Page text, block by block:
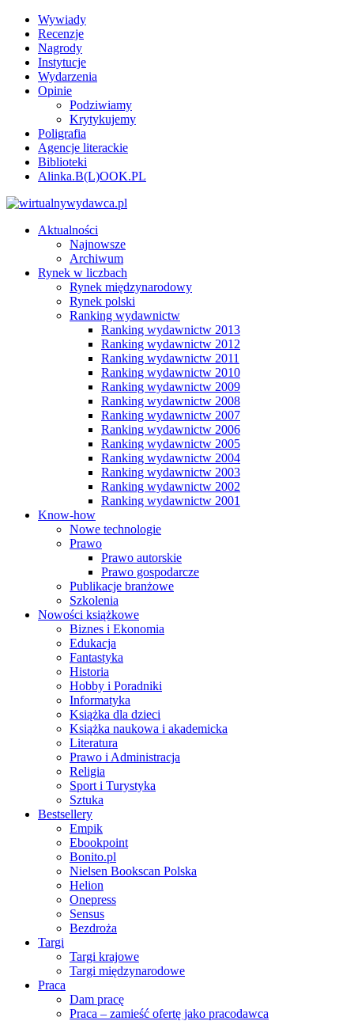
Wywiady
Recenzje
Nagrody
Instytucje
Wydarzenia
Opinie
Podziwiamy
Krytykujemy
Poligrafia
Agencje literackie
Biblioteki
Alinka.B(L)OOK.PL
Aktualności
Najnowsze
Archiwum
Rynek w liczbach
Rynek międzynarodowy
Rynek polski
Ranking wydawnictw
Ranking wydawnictw 2013
Ranking wydawnictw 2012
Ranking wydawnictw 2011
Ranking wydawnictw 2010
Ranking wydawnictw 2009
Ranking wydawnictw 2008
Ranking wydawnictw 2007
Ranking wydawnictw 2006
Ranking wydawnictw 2005
Ranking wydawnictw 2004
Ranking wydawnictw 2003
Ranking wydawnictw 2002
Ranking wydawnictw 2001
Know-how
Nowe technologie
Prawo
Prawo autorskie
Prawo gospodarcze
Publikacje branżowe
Szkolenia
Nowości książkowe
Biznes i Ekonomia
Edukacja
Fantastyka
Historia
Hobby i Poradniki
Informatyka
Książka dla dzieci
Książka naukowa i akademicka
Literatura
Prawo i Administracja
Religia
Sport i Turystyka
Sztuka
Bestsellery
Empik
Ebookpoint
Bonito.pl
Nielsen Bookscan Polska
Helion
Onepress
Sensus
Bezdroża
Targi
Targi krajowe
Targi międzynarodowe
Praca
Dam pracę
Praca – zamieść ofertę jako pracodawca